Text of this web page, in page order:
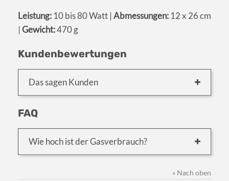
Leistung: 10 bis 80 Watt | Abmessungen: 12 x 26 cm
| Gewicht:470 g
Kundenbewertungen
Das sagen Kunden
FAQ
Wie hoch ist der Gasverbrauch?
» Nach oben